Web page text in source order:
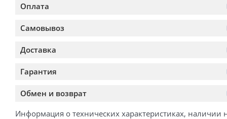
Оплата
Самовывоз
Доставка
Гарантия
Обмен и возврат
Информация о технических характеристиках, наличии